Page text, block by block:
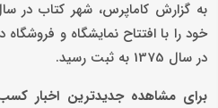
در سال 1375 به ثبت رسید.
برای مشاهده جدیدترین اخبار